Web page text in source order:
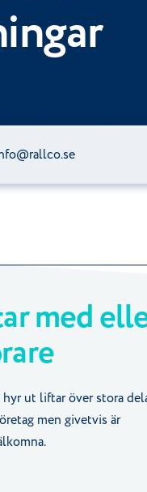
med
ut liftar över stora
men givetvis är